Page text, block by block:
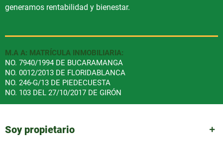
generamos rentabilidad y bienestar.
M.A A: MATRÍCULA INMOBILIARIA:
NO. 7940/1994 DE BUCARAMANGA
NO. 0012/2013 DE FLORIDABLANCA
NO. 246-G/13 DE PIEDECUESTA
NO. 103 DEL 27/10/2017 DE GIRÓN
Soy propietario